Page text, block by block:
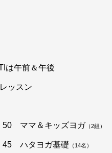
は午前＆午後
ッスン
50 ママ＆キッズヨガ （2組）
45 ハタヨガ基礎 （14名）